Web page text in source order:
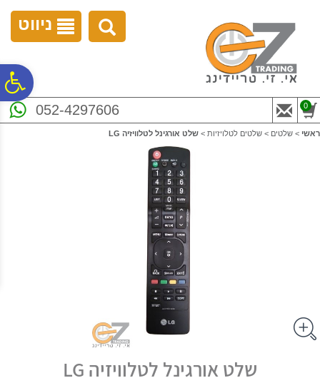
נגישות
ניווט
052-4297606 0
ראשי > שלטים > שלטים לטלויזיות > שלט אורגינל לטלוויזיה LG
שלט אורגינל לטלוויזיה LG